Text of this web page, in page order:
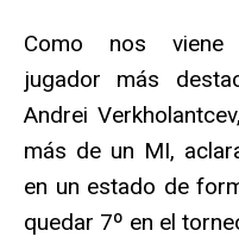
Como nos viene
jugador más
Andrei
más de un MI,
en un estado de
quedar 7º en el